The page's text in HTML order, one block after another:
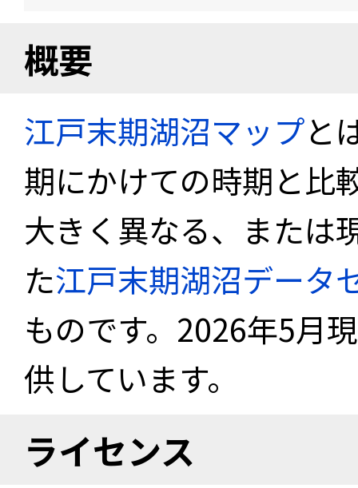
概要
江戸末期湖沼マップと
期にかけての時期と比
大きく異なる、または
た江戸末期湖沼データ
ものです。2026年5月
供しています。
ライセンス